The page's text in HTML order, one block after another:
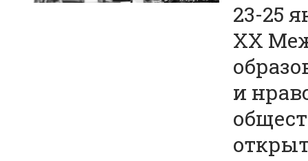
23-25
XX
и